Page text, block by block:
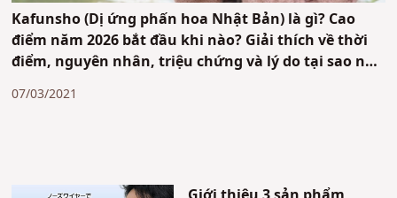
Kafunsho (Dị ứng phấn hoa Nhật Bản) là gì? Cao
điểm năm 2026 bắt đầu khi nào? Giải thích về thời
điểm, nguyên nhân, triệu chứng và lý do tại sao nó
07/03/2021